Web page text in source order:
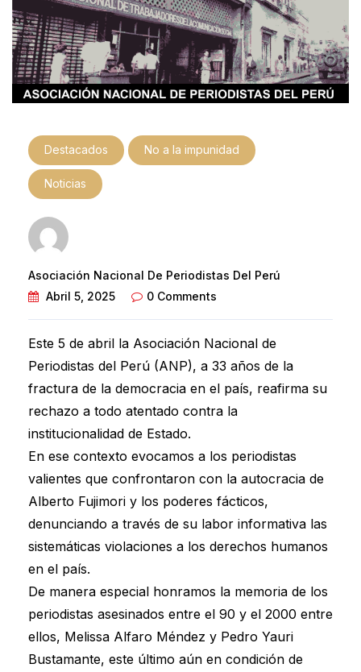
Destacados No a la impunidad
Noticias
Asociación Nacional De Periodistas Del Perú
Abril 5, 2025
0 Comments
Este 5 de abril la Asociación Nacional de
Periodistas del Perú (ANP), a 33 años de la
fractura de la democracia en el país, reafirma su
rechazo a todo atentado contra la
institucionalidad de Estado.
En ese contexto evocamos a los periodistas
valientes que confrontaron con la autocracia de
Alberto Fujimori y los poderes fácticos,
denunciando a través de su labor informativa las
sistemáticas violaciones a los derechos humanos
en el país.
De manera especial honramos la memoria de los
periodistas asesinados entre el 90 y el 2000 entre
ellos, Melissa Alfaro Méndez y Pedro Yauri
Bustamante, este último aún en condición de